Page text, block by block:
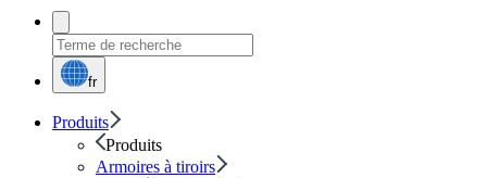
fr
Produits
Produits
Armoires à tiroirs